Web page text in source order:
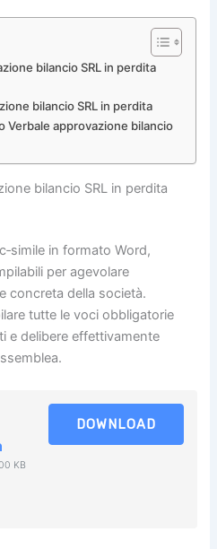
bilancio SRL in perdita​
bilancio SRL in perdita​
Verbale approvazione bilancio
bilancio SRL in perdita​
in formato Word,
per agevolare
concreta della società.
tutte le voci obbligatorie
e delibere effettivamente
KB
DOWNLOAD